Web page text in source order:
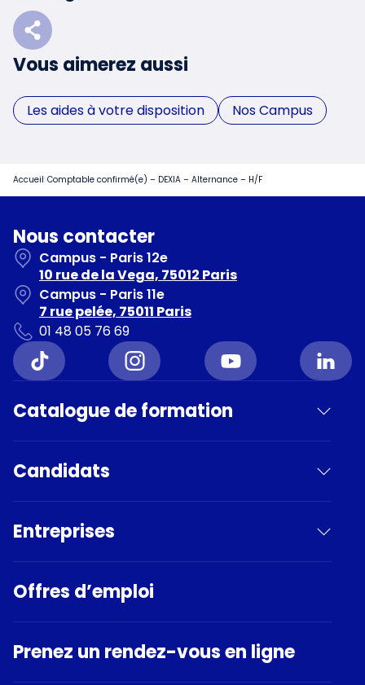
Vous aimerez aussi
Les aides à votre disposition Nos Campus
Accueil Comptable confirmé(e) – DEXIA – Alternance – H/F
Nous contacter
Campus - Paris 12e
10 rue de la Vega, 75012 Paris
Campus - Paris 11e
7 rue pelée, 75011 Paris
01 48 05 76 69
Catalogue de formation
Candidats
Entreprises
Offres d’emploi
Prenez un rendez-vous en ligne